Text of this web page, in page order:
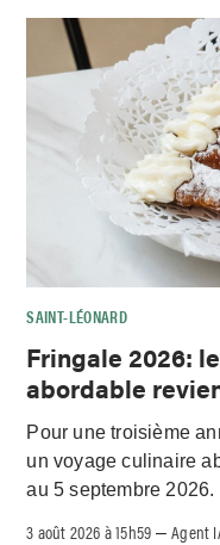
SAINT-LÉONARD
Fringale 2026:
abordable
Pour une troisième
un voyage culinaire
au 5 septembre 2026.
3 août 2026 à 15h59 –Agent